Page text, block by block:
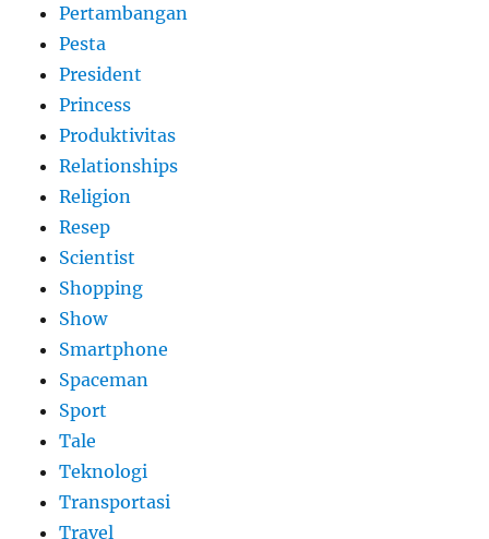
Pertambangan
Pesta
President
Princess
Produktivitas
Relationships
Religion
Resep
Scientist
Shopping
Show
Smartphone
Spaceman
Sport
Tale
Teknologi
Transportasi
Travel